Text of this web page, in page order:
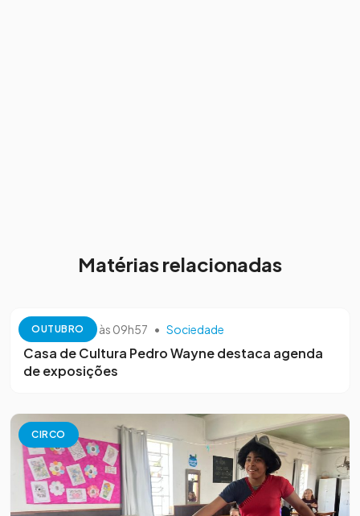
Matérias relacionadas
OUTUBRO
13 de outubro às 09h57 • Sociedade
Casa de Cultura Pedro Wayne destaca agenda
de exposições
CIRCO